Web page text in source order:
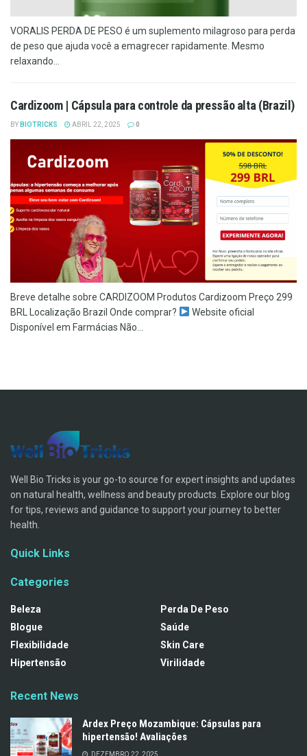
VORALIS PERDA DE PESO é um suplemento milagroso para perda
de peso que ajuda você a emagrecer rapidamente. Mesmo
relaxando...
Cardizoom | Cápsula para controle da pressão alta (Brazil)
BY BIOTRICKS ABRIL 22, 2025 0
Breve detalhe sobre CARDIZOOM Produtos Cardizoom Preço 299
BRL Localização Brazil Onde comprar?
Website oficial
Disponível em Farmácias Não...
Well Bio Tricks is your go-to source for expert insights and updates
on natural health, wellness and beauty products. Explore our blog
for tips, reviews and guidance to support your journey to better
health.
Quick Links
Categories
Beleza
Blogue
Flexibilidade
Hipertensão
Perda De Peso
Saúde
Skin Care
Virilidade
Recent News
Ardex Preço Mozambique: Cápsulas para
hipertensão! Avaliações
DEZEMBRO 22, 2025